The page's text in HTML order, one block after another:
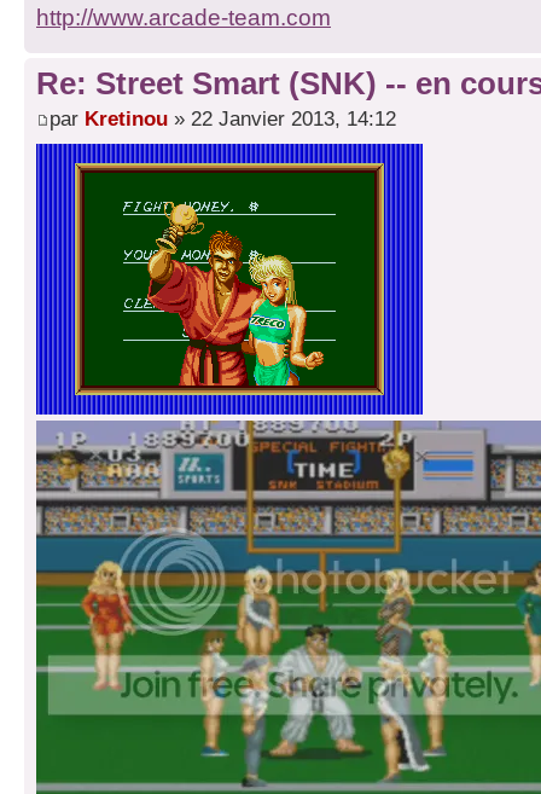
http://www.arcade-team.com
Re: Street Smart (SNK) -- en
par Kretinou » 22 Janvier 2013, 14:12